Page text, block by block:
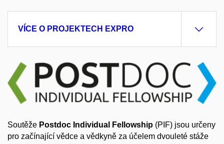
VÍCE O PROJEKTECH EXPRO
Soutěže Postdoc Individual Fellowship (PIF) jsou určeny
pro začínající vědce a vědkyně za účelem dvouleté stáže